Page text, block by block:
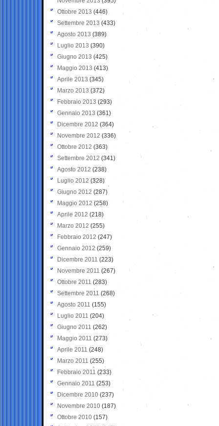
Ottobre 2013 (446)
Settembre 2013 (433)
Agosto 2013 (389)
Luglio 2013 (390)
Giugno 2013 (425)
Maggio 2013 (413)
Aprile 2013 (345)
Marzo 2013 (372)
Febbraio 2013 (293)
Gennaio 2013 (361)
Dicembre 2012 (364)
Novembre 2012 (336)
Ottobre 2012 (363)
Settembre 2012 (341)
Agosto 2012 (238)
Luglio 2012 (328)
Giugno 2012 (287)
Maggio 2012 (258)
Aprile 2012 (218)
Marzo 2012 (255)
Febbraio 2012 (247)
Gennaio 2012 (259)
Dicembre 2011 (223)
Novembre 2011 (267)
Ottobre 2011 (283)
Settembre 2011 (268)
Agosto 2011 (155)
Luglio 2011 (204)
Giugno 2011 (262)
Maggio 2011 (273)
Aprile 2011 (248)
Marzo 2011 (255)
Febbraio 2011 (233)
Gennaio 2011 (253)
Dicembre 2010 (237)
Novembre 2010 (187)
Ottobre 2010 (157)